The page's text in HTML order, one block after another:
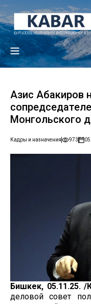
Азис Абакиров
Монгольского
Кадры и назначения 973
Бишкек, 05.11.25. /
деловой совет